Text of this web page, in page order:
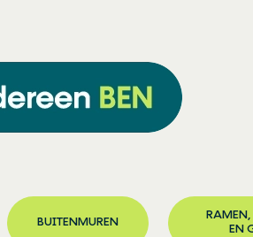
BUITENMUREN
RAMEN,
EN